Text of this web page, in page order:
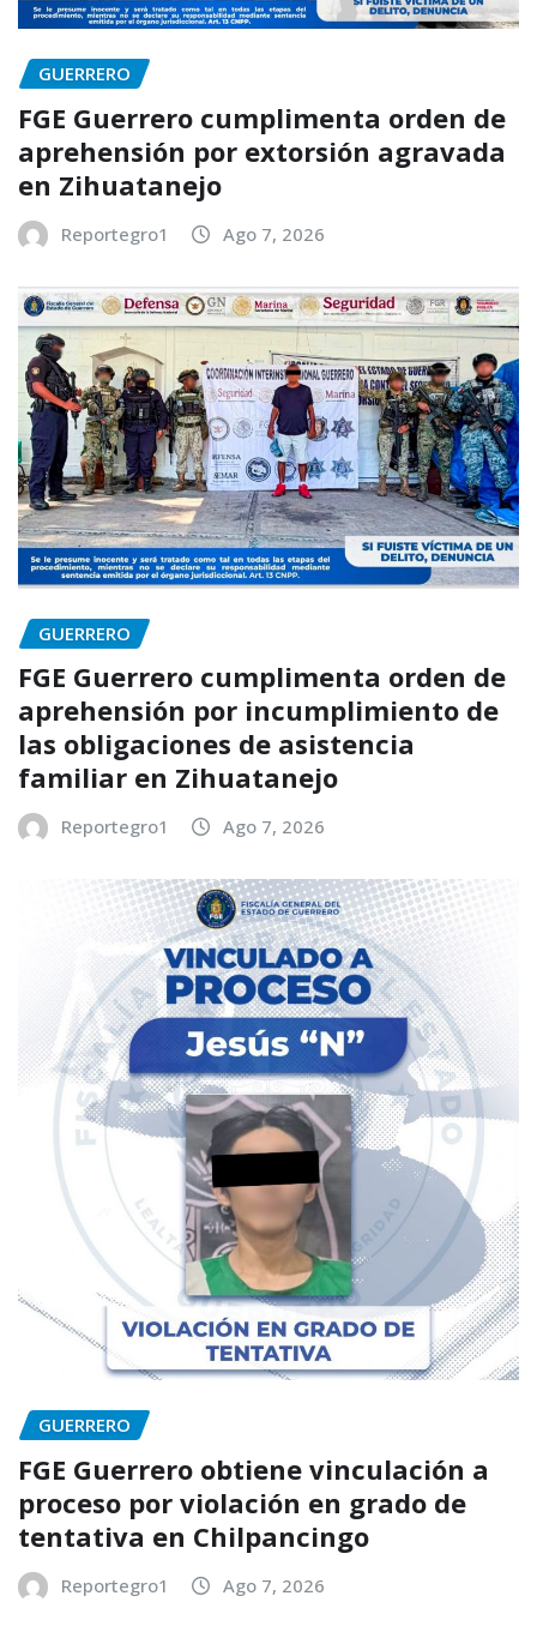
GUERRERO
FGE Guerrero cumplimenta orden de
aprehensión por extorsión agravada
en Zihuatanejo
Reportegro1 Ago 7, 2026
GUERRERO
FGE Guerrero cumplimenta orden de
aprehensión por incumplimiento de
las obligaciones de asistencia
familiar en Zihuatanejo
Reportegro1 Ago 7, 2026
GUERRERO
FGE Guerrero obtiene vinculación a
proceso por violación en grado de
tentativa en Chilpancingo
Reportegro1 Ago 7, 2026